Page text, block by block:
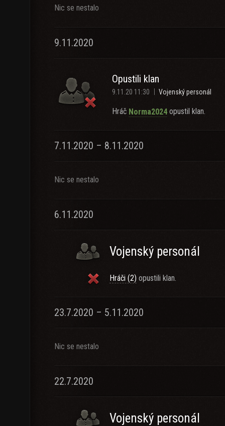
Nic se nestalo
9.11.2020
Opustili klan
9.11.20 11:30 Vojenský personál
Hráč Norma2024 opustil klan.
7.11.2020 – 8.11.2020
Nic se nestalo
6.11.2020
Vojenský personál
Hráči (2) opustili klan.
23.7.2020 – 5.11.2020
Nic se nestalo
22.7.2020
Vojenský personál